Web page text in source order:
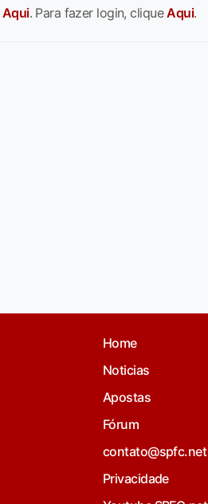
Aqui. Para fazer login, cliqueAqui.
Home
Noticias
Apostas
Fórum
contato@spfc.net
Privacidade